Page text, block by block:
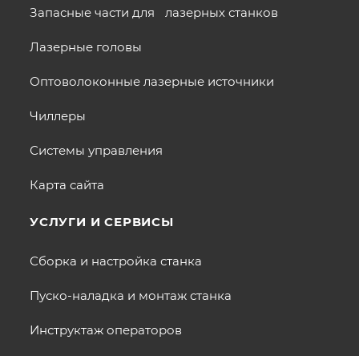
Запасные части для лазерных станков
Лазерные головы
Оптоволоконные лазерные источники
Чиллеры
Системы управления
Карта сайта
УСЛУГИ И СЕРВИСЫ
Сборка и настройка станка
Пуско-наладка и монтаж станка
Инструктаж операторов